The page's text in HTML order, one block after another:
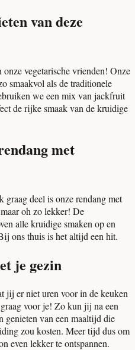
van deze
vegetarische vrienden! Onze
smaakvol als de traditionele
we een mix van jackfruit
de rijke smaak van de kruidige
met
deel is onze rendang met
oh zo lekker! De
alle kruidige smaken op en
ons thuis is het altijd een hit.
je gezin
jij er niet uren voor in de keuken
voor je! Zo kun jij na een
genieten van een maaltijd die
zou kosten. Meer tijd dus om
even lekker te ontspannen.